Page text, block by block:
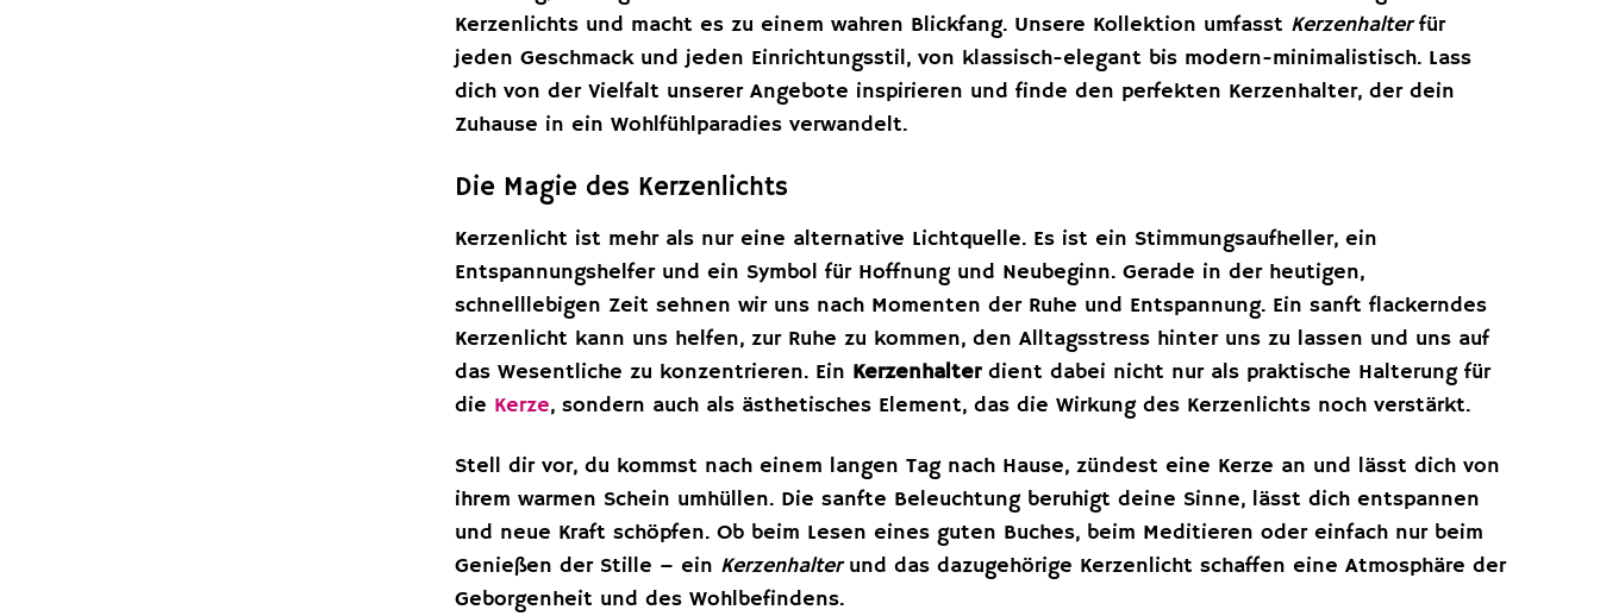
Kerzenlichts und macht es zu einem wahren Blickfang. Unsere Kollektion umfasst Kerzenhalterfür
jeden Geschmack und jeden Einrichtungsstil, von klassisch-elegant bis modern-minimalistisch. Lass
dich von der Vielfalt unserer Angebote inspirieren und finde den perfekten Kerzenhalter, der dein
Zuhause in ein Wohlfühlparadies verwandelt.
Die Magie des Kerzenlichts
Kerzenlicht ist mehr als nur eine alternative Lichtquelle. Es ist ein Stimmungsaufheller, ein
Entspannungshelfer und ein Symbol für Hoffnung und Neubeginn. Gerade in der heutigen,
schnelllebigen Zeit sehnen wir uns nach Momenten der Ruhe und Entspannung. Ein sanft flackerndes
Kerzenlicht kann uns helfen, zur Ruhe zu kommen, den Alltagsstress hinter uns zu lassen und uns auf
das Wesentliche zu konzentrieren. Ein Kerzenhalterdient dabei nicht nur als praktische Halterung für
die Kerze, sondern auch als ästhetisches Element, das die Wirkung des Kerzenlichts noch verstärkt.
Stell dir vor, du kommst nach einem langen Tag nach Hause, zündest eine Kerze an und lässt dich von
ihrem warmen Schein umhüllen. Die sanfte Beleuchtung beruhigt deine Sinne, lässt dich entspannen
und neue Kraft schöpfen. Ob beim Lesen eines guten Buches, beim Meditieren oder einfach nur beim
Genießen der Stille – ein Kerzenhalterund das dazugehörige Kerzenlicht schaffen eine Atmosphäre der
Geborgenheit und des Wohlbefindens.